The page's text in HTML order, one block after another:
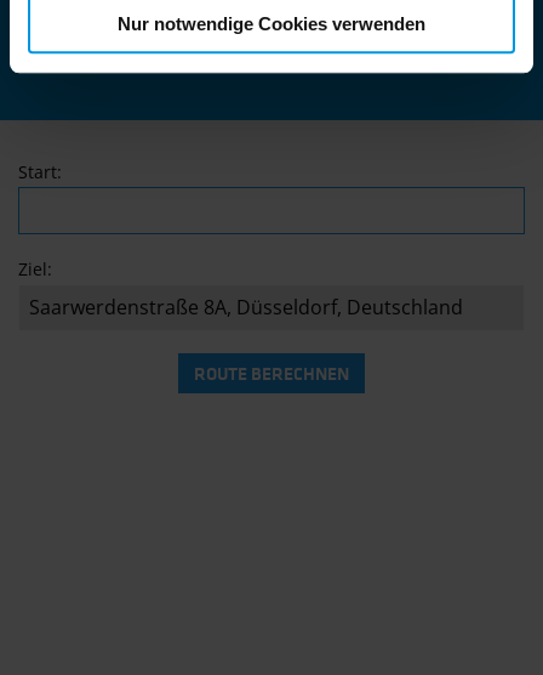
Nur notwendige Cookies verwenden
JETZT TERMIN VEREINBAREN
Start:
Ziel: